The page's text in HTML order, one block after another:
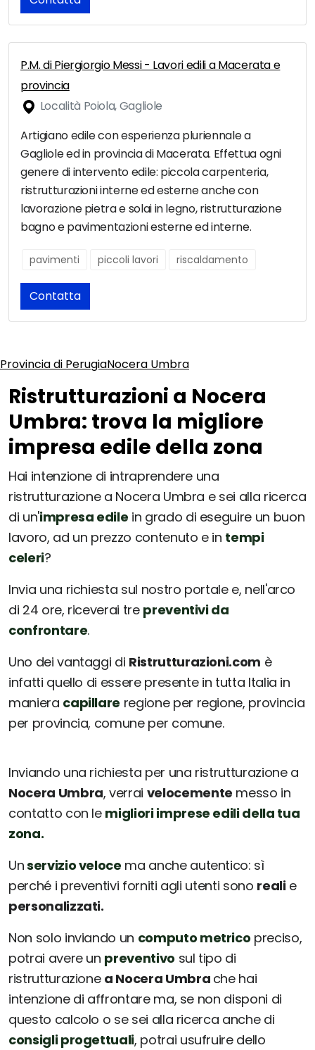
P.M. di Piergiorgio Messi - Lavori edili a Macerata e
provincia
Località Poiola, Gagliole
Artigiano edile con esperienza pluriennale a
Gagliole ed in provincia di Macerata. Effettua ogni
genere di intervento edile: piccola carpenteria,
ristrutturazioni interne ed esterne anche con
lavorazione pietra e solai in legno, ristrutturazione
bagno e pavimentazioni esterne ed interne.
pavimenti piccoli lavori riscaldamento
Contatta
Provincia di PerugiaNocera Umbra
Ristrutturazioni a Nocera
Umbra: trova la migliore
impresa edile della zona
Hai intenzione di intraprendere una
ristrutturazione a Nocera Umbra e sei alla ricerca
di un'impresa edile in grado di eseguire un buon
lavoro, ad un prezzo contenuto e in tempi
celeri?
Invia una richiesta sul nostro portale e, nell'arco
di 24 ore, riceverai tre preventivi da
confrontare.
Uno dei vantaggi di Ristrutturazioni.com è
infatti quello di essere presente in tutta Italia in
maniera capillare regione per regione, provincia
per provincia, comune per comune.
Inviando una richiesta per una ristrutturazione a
Nocera Umbra, verrai velocemente messo in
contatto con le migliori imprese edili della tua
zona.
Unservizio veloce ma anche autentico: sì
perché i preventivi forniti agli utenti sono realie
personalizzati.
Non solo inviando un computo metrico preciso,
potrai avere un preventivo sul tipo di
ristrutturazione a Nocera Umbra che hai
intenzione di affrontare ma, se non disponi di
questo calcolo o se sei alla ricerca anche di
consigli progettuali, potrai usufruire dello